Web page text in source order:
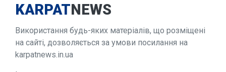
KARPATNEWS
Використання будь-яких матеріалів, що розміщені
на сайті, дозволяється за умови посилання на
karpatnews.in.ua